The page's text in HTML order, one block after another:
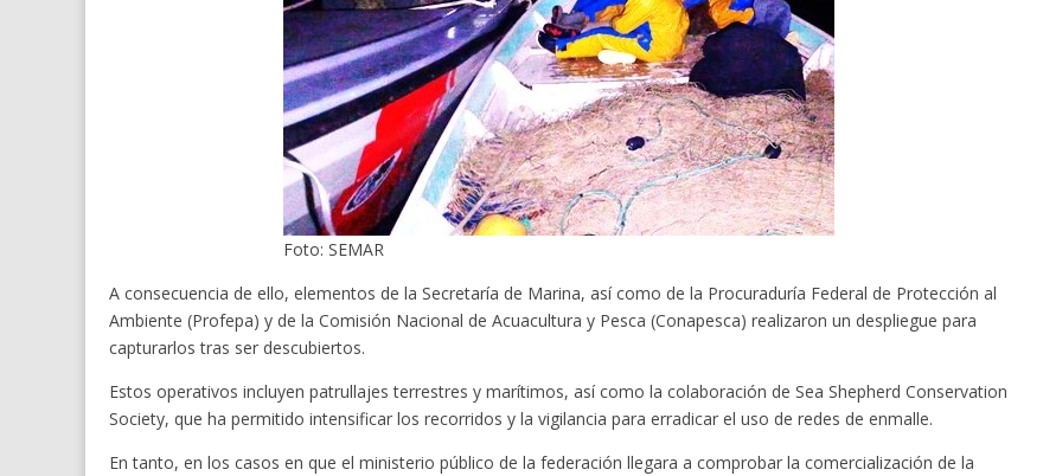
Foto: SEMAR
A consecuencia de ello, elementos de la Secretaría de Marina, así como de la Procuraduría Federal de Protección al
Ambiente (Profepa) y de la Comisión Nacional de Acuacultura y Pesca (Conapesca) realizaron un despliegue para
capturarlos tras ser descubiertos.
Estos operativos incluyen patrullajes terrestres y marítimos, así como la colaboración de Sea Shepherd Conservation
Society, que ha permitido intensificar los recorridos y la vigilancia para erradicar el uso de redes de enmalle.
En tanto, en los casos en que el ministerio público de la federación llegara a comprobar la comercialización de la